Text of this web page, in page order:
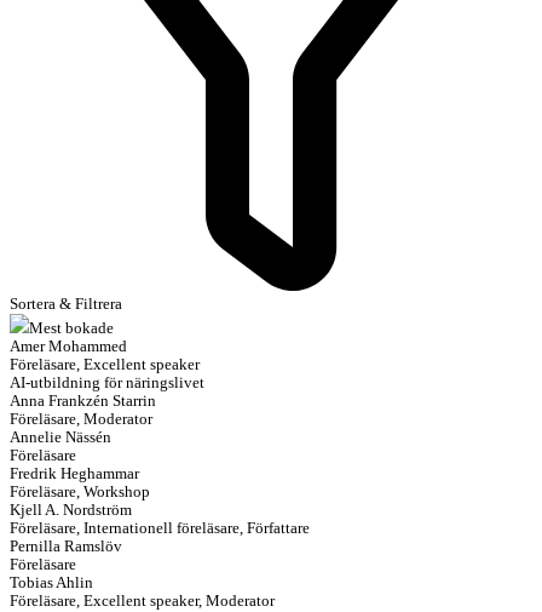
Sortera & Filtrera
Mest bokade
Amer Mohammed
Föreläsare, Excellent speaker
AI-utbildning för näringslivet
Anna Frankzén Starrin
Föreläsare, Moderator
Annelie Nässén
Föreläsare
Fredrik Heghammar
Föreläsare, Workshop
Kjell A. Nordström
Föreläsare, Internationell föreläsare, Författare
Pernilla Ramslöv
Föreläsare
Tobias Ahlin
Föreläsare, Excellent speaker, Moderator